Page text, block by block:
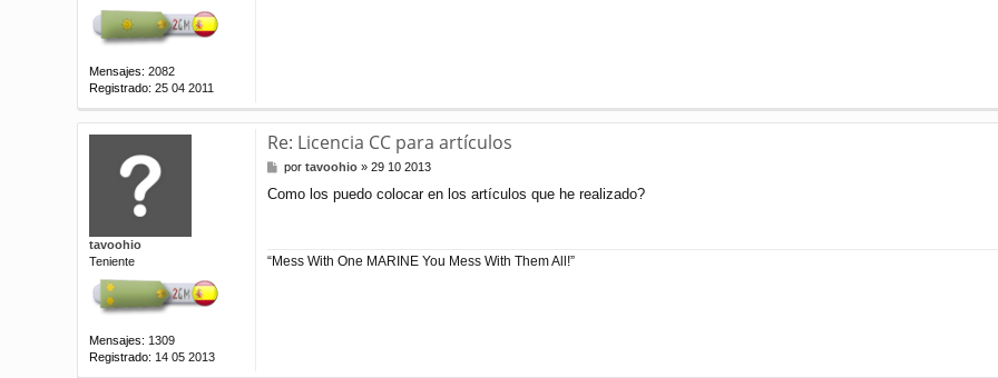
Mensajes: 2082
Registrado: 25 04 2011
tavoohio
Teniente
Mensajes: 1309
Registrado: 14 05 2013
Re: Licencia CC para artículos
M
n
e
portavoohio »29 10 2013
Como los puedo colocar en los artículos que he realizado?
“Mess With One MARINE You Mess With Them All!”